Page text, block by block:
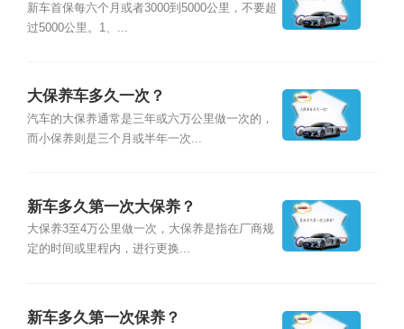
新车首保每六个月或者3000到5000公里，不要超
过5000公里。1、...
大保养车多久一次？
汽车的大保养通常是三年或六万公里做一次的，
而小保养则是三个月或半年一次...
新车多久第一次大保养？
大保养3至4万公里做一次，大保养是指在厂商规
定的时间或里程内，进行更换...
新车多久第一次保养？